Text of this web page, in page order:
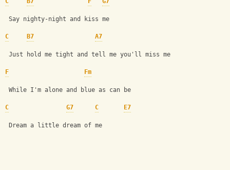
Say nighty-night and kiss me
C B7 A7
Just hold me tight and tell me you'll miss me
F Fm
While I'm alone and blue as can be
C G7 C E7
Dream a little dream of me